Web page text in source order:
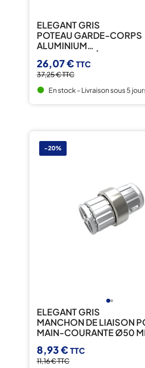
ELEGANT GRIS
POTEAU GARDE-CORPS
ALUMINIUM
26,07 €TTC
37,25 €TTC
brightness_1 En stock - Livraison sous 5
-20%
ELEGANT GRIS
MANCHON DE LIAISON
MAIN-COURANTE Ø50
8,93 €TTC
11,16 €TTC